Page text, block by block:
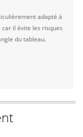
adapté à
car il évite les risques
du tableau.